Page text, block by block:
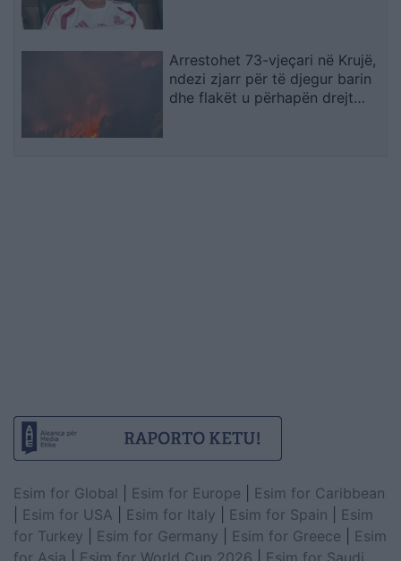
Arrestohet 73-vjeçari në Krujë,
ndezi zjarr për të djegur barin
dhe flakët u përhapën drejt
Esim for Global Esim for Europe
Esim for Caribbean
Esim for USA Esim for Italy Esim for Spain
Esim
for Turkey
Esim for Germany Esim for Greece
Esim